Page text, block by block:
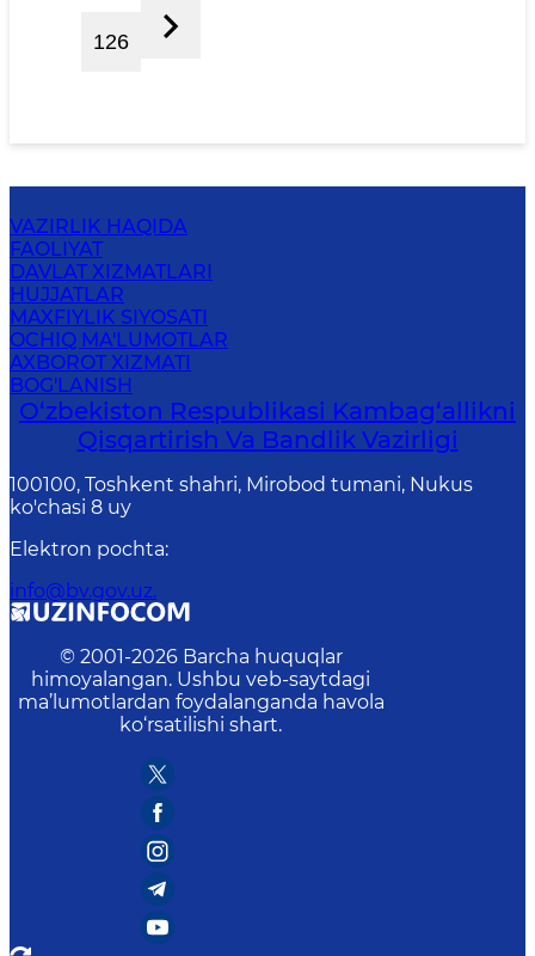
126
VAZIRLIK HAQIDA
FAOLIYAT
DAVLAT XIZMATLARI
HUJJATLAR
MAXFIYLIK SIYOSATI
OCHIQ MA'LUMOTLAR
AXBOROT XIZMATI
BOG'LANISH
O‘zbekiston Respublikasi Kambag‘allikni
Qisqartirish Va Bandlik Vazirligi
100100, Toshkent shahri, Mirobod tumani, Nukus
ko'chasi 8 uy
Elektron pochta:
info@bv.gov.uz.
© 2001-2026 Barcha huquqlar
himoyalangan. Ushbu veb-saytdagi
ma’lumotlardan foydalanganda havola
ko‘rsatilishi shart.